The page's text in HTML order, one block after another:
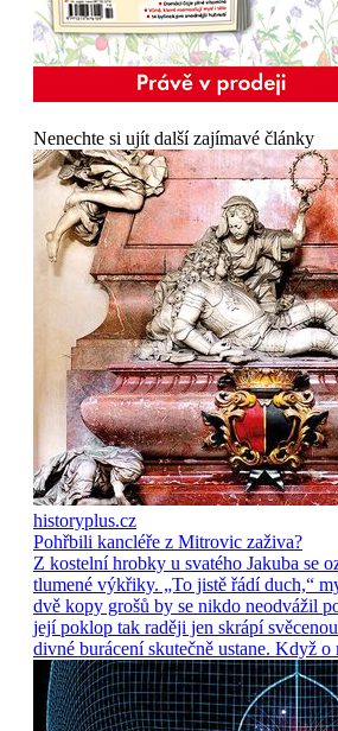
Nenechte si ujít další zajímavé články
historyplus.cz
Pohřbili kancléře z Mitrovic zaživa?
Z kostelní hrobky u svatého Jakuba se
tlumené výkřiky. „To jistě řádí duch,“
dvě kopy grošů by se nikdo neodvážil
její poklop tak raději jen skrápí
divné burácení skutečně ustane. Když